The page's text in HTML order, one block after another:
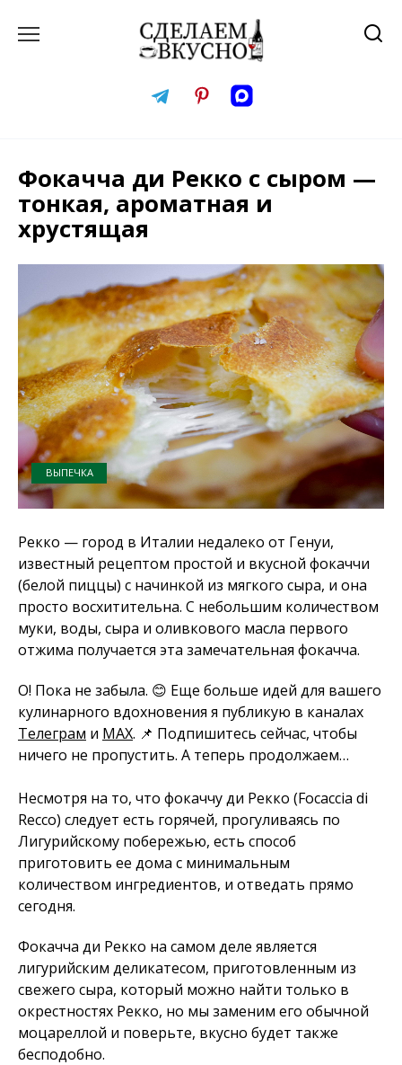
Фокачча ди Рекко с сыром —
тонкая, ароматная и
хрустящая
ВЫПЕЧКА
Рекко — город в Италии недалеко от Генуи,
известный рецептом простой и вкусной фокаччи
(белой пиццы) с начинкой из мягкого сыра, и она
просто восхитительна. С небольшим количеством
муки, воды, сыра и оливкового масла первого
отжима получается эта замечательная фокачча.
О! Пока не забыла. 😊 Еще больше идей для вашего
кулинарного вдохновения я публикую в каналах
Телеграм и MAX. 📌 Подпишитесь сейчас, чтобы
ничего не пропустить. А теперь продолжаем…
Несмотря на то, что фокаччу ди Рекко (Focaccia di
Recco) следует есть горячей, прогуливаясь по
Лигурийскому побережью, есть способ
приготовить ее дома с минимальным
количеством ингредиентов, и отведать прямо
сегодня.
Фокачча ди Рекко на самом деле является
лигурийским деликатесом, приготовленным из
свежего сыра, который можно найти только в
окрестностях Рекко, но мы заменим его обычной
моцареллой и поверьте, вкусно будет также
бесподобно.